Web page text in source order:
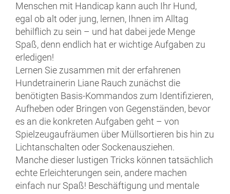
Menschen mit Handicap kann auch Ihr Hund,
egal ob alt oder jung, lernen, Ihnen im Alltag
behilflich zu sein – und hat dabei jede Menge
Spaß, denn endlich hat er wichtige Aufgaben zu
erledigen!
Lernen Sie zusammen mit der erfahrenen
Hundetrainerin Liane Rauch zunächst die
benötigten Basis-Kommandos zum Identifizieren,
Aufheben oder Bringen von Gegenständen, bevor
es an die konkreten Aufgaben geht – von
Spielzeugaufräumen über Müllsortieren bis hin zu
Lichtanschalten oder Sockenausziehen.
Manche dieser lustigen Tricks können tatsächlich
echte Erleichterungen sein, andere machen
einfach nur Spaß! Beschäftigung und mentale